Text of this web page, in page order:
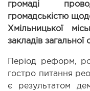
громаді
громадськістю
Хмільницької
закладів загальної
Період реформ,
гостро питання
є результатом